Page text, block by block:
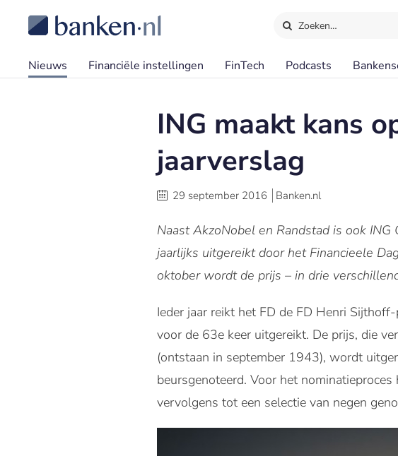
Zoeken…
Nieuws Financiële instellingen FinTech Podcasts
ING maakt kans
jaarverslag
29 september 2016 Banken.nl
Naast AkzoNobel en Randstad is ook
jaarlijks uitgereikt door het Financieele
oktober wordt de prijs – in drie
Ieder jaar reikt het FD de FD Henri
voor de 63e keer uitgereikt. De prijs, die
(ontstaan in september 1943), wordt
beursgenoteerd. Voor het
vervolgens tot een selectie van negen